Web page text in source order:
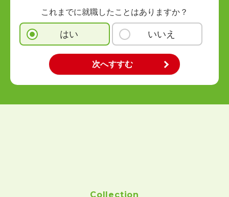
これまでに就職したことはありますか？
はい いいえ
Collection